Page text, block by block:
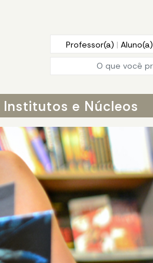
Professor(a) | Aluno(a)
Institutos e Núcleos